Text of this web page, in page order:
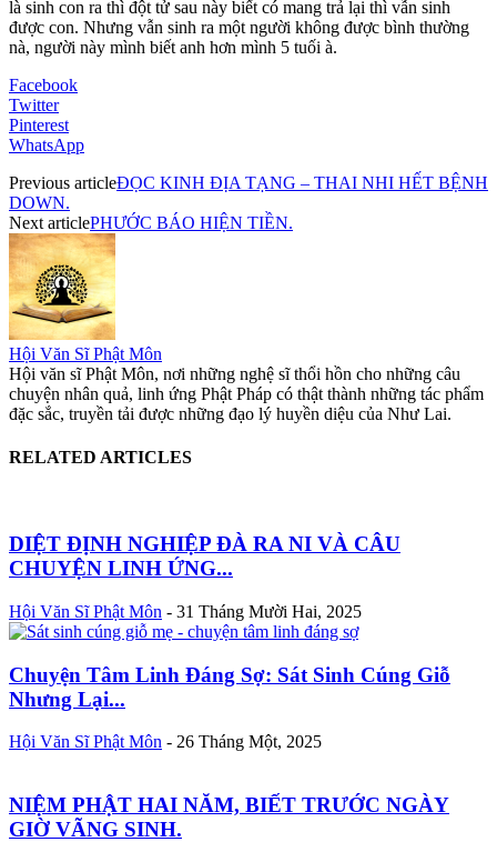
là sinh con ra thì đột tử sau này biết có mang trả lại thì vẫn sinh
được con. Nhưng vẫn sinh ra một người không được bình thường
nà, người này mình biết anh hơn mình 5 tuối à.
Facebook
Twitter
Pinterest
WhatsApp
Previous articleĐỌC KINH ĐỊA TẠNG – THAI NHI HẾT BỆNH
DOWN.
Next articlePHƯỚC BÁO HIỆN TIỀN.
Hội Văn Sĩ Phật Môn
Hội văn sĩ Phật Môn, nơi những nghệ sĩ thổi hồn cho những câu
chuyện nhân quả, linh ứng Phật Pháp có thật thành những tác phẩm
đặc sắc, truyền tải được những đạo lý huyền diệu của Như Lai.
RELATED ARTICLES
DIỆT ĐỊNH NGHIỆP ĐÀ RA NI VÀ CÂU
CHUYỆN LINH ỨNG...
Hội Văn Sĩ Phật Môn - 31 Tháng Mười Hai, 2025
Chuyện Tâm Linh Đáng Sợ: Sát Sinh Cúng Giỗ
Nhưng Lại...
Hội Văn Sĩ Phật Môn - 26 Tháng Một, 2025
NIỆM PHẬT HAI NĂM, BIẾT TRƯỚC NGÀY
GIỜ VÃNG SINH.